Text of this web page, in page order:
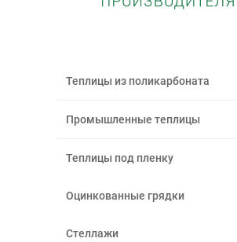
Теплицы из поликарбоната
Промышленные теплицы
Теплицы под пленку
Оцинкованные грядки
Стеллажи